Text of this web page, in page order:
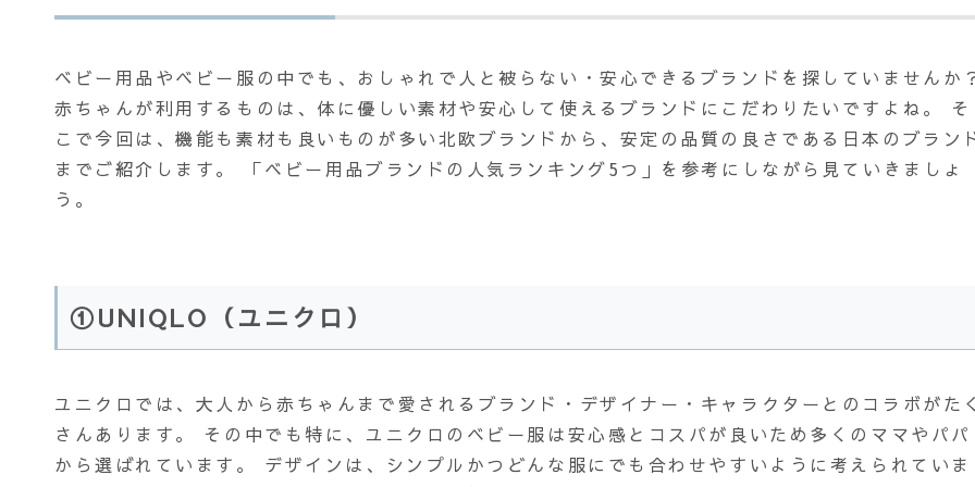
ベビー用品やベビー服の中でも、おしゃれで人と被らない・安心できるブランドを探していませんか
赤ちゃんが利用するものは、体に優しい素材や安心して使えるブランドにこだわりたいですよね。 そ
こで今回は、機能も素材も良いものが多い北欧ブランドから、安定の品質の良さである日本のブラン
までご紹介します。 「ベビー用品ブランドの人気ランキング5つ」を参考にしながら見ていきましょ
う。
①UNIQLO（ユニクロ）
ユニクロでは、大人から赤ちゃんまで愛されるブランド・デザイナー・キャラクターとのコラボがたく
さんあります。 その中でも特に、ユニクロのベビー服は安心感とコスパが良いため多くのママやパパ
から選ばれています。 デザインは、シンプルかつどんな服にでも合わせやすいように考えられていま